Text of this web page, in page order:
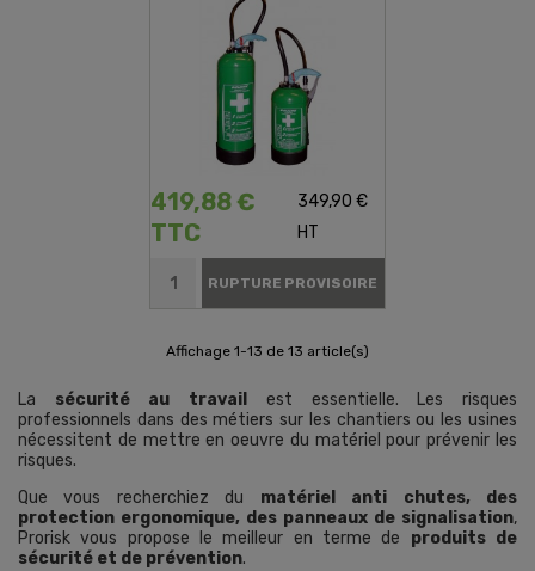
419,88 €
TTC
349,90 €
HT
RUPTURE PROVISOIRE
Affichage 1-13 de 13 article(s)
La sécurité au travail
est essentielle. Les risques
professionnels dans des métiers sur les chantiers ou les usines
nécessitent de mettre en oeuvre du matériel pour prévenir les
risques.
Que vous recherchiez du matériel anti chutes, des
protection ergonomique, des panneaux de signalisation,
Prorisk vous propose le meilleur en terme de produits de
sécurité et de prévention.